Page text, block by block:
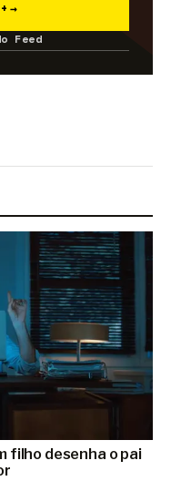
→
Feed
filho desenha o pai